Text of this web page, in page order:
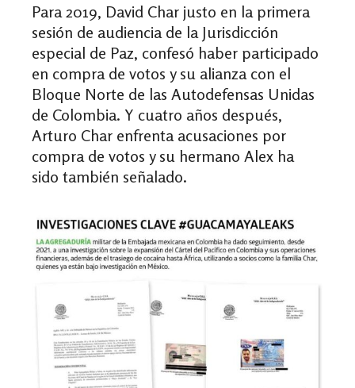
Para 2019, David Char justo en la primera
sesión de audiencia de la Jurisdicción
especial de Paz, confesó haber participado
en compra de votos y su alianza con el
Bloque Norte de las Autodefensas Unidas
de Colombia. Y cuatro años después,
Arturo Char enfrenta acusaciones por
compra de votos y su hermano Alex ha
sido también señalado.